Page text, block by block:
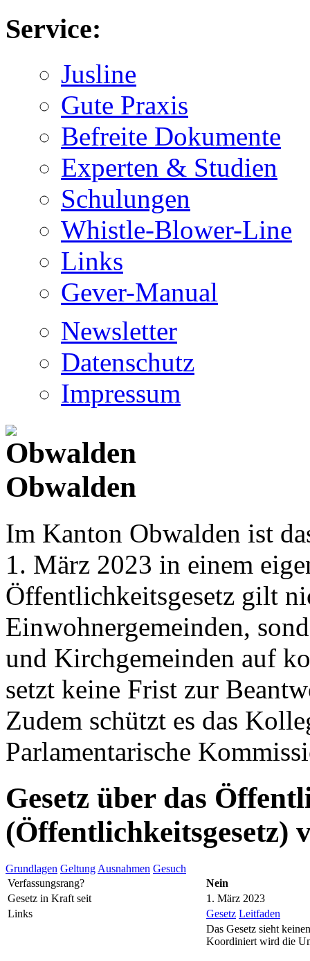
Service:
Jusline
Gute Praxis
Befreite Dokumente
Experten & Studien
Schulungen
Whistle-Blower-Line
Links
Gever-Manual
Newsletter
Datenschutz
Impressum
Obwalden
Im Kanton Obwalden ist
1. März 2023 in einem
Öffentlichkeitsgesetz gilt
Einwohnergemeinden,
und Kirchgemeinden auf
setzt keine Frist zur
Zudem schützt es das
Parlamentarische
Gesetz über das
(Öffentlichkeitsgesetz)
Grundlagen Geltung Ausnahmen Gesuch
Verfassungsrang?
Nein
Gesetz in Kraft seit
1. März 2023
Links
Gesetz Leitfaden
Das Gesetz sieht
Koordiniert wird die